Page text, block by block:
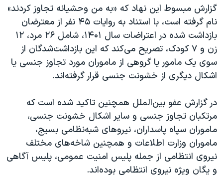
اعتراضات مردمی آبان ۹۸
اسرائیل در جنگ
نرگس محمدی برنده جایزه نوبل صلح
همایش محافظه‌کاران آمریکا «سی‌پک»
صفحه‌های ویژه
گزارش مبسوط این نهاد که «به من وحشیانه تجاوز کردند»
نام گرفته است، با استناد به روایات ۴۵ نفر از معترضان
بازداشت شده در اعتراضات سال ۱۴۰۱، شامل ۲۶ مرد، ۱۲
زن و ۷ کودک، تصریح می‌کند که این بازداشت‌شدگان از
سوی یک مامور یا گروهی از ماموران مورد تجاوز جنسی یا
اشکال دیگری از خشونت جنسی قرار گرفته‌اند.
در گزارش عفو بین‌الملل همچنین تاکید شده است که
مرتکبان تجاوز جنسی و سایر اشکال خشونت جنسی،
ماموران سپاه پاسداران، نیروهای شبه‌نظامی بسیج،
ماموران وزارت اطلاعات و همچنین شاخه‌های مختلف
نیروی انتظامی از جمله پلیس امنیت عمومی، پلیس آگاهی
و یگان ویژه نیروی انتظامی بوده‌اند.